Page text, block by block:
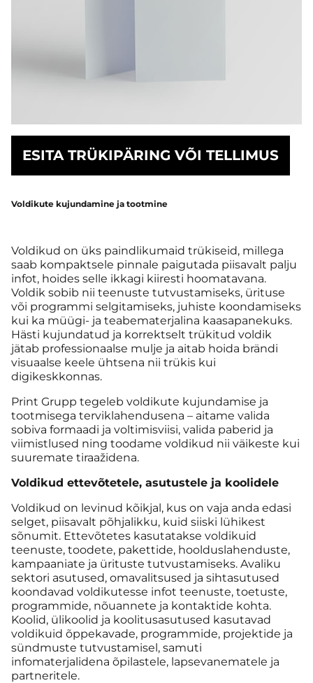
ESITA TRÜKIPÄRING VÕI TELLIMUS
Voldikute kujundamine ja tootmine
Voldikud on üks paindlikumaid trükiseid, millega
saab kompaktsele pinnale paigutada piisavalt palju
infot, hoides selle ikkagi kiiresti hoomatavana.
Voldik sobib nii teenuste tutvustamiseks, ürituse
või programmi selgitamiseks, juhiste koondamiseks
kui ka müügi- ja teabematerjalina kaasapanekuks.
Hästi kujundatud ja korrektselt trükitud voldik
jätab professionaalse mulje ja aitab hoida brändi
visuaalse keele ühtsena nii trükis kui
digikeskkonnas.
Print Grupp tegeleb voldikute kujundamise ja
tootmisega terviklahendusena – aitame valida
sobiva formaadi ja voltimisviisi, valida paberid ja
viimistlused ning toodame voldikud nii väikeste kui
suuremate tiraažidena.
Voldikud ettevõtetele, asutustele ja koolidele
Voldikud on levinud kõikjal, kus on vaja anda edasi
selget, piisavalt põhjalikku, kuid siiski lühikest
sõnumit. Ettevõtetes kasutatakse voldikuid
teenuste, toodete, pakettide, hoolduslahenduste,
kampaaniate ja ürituste tutvustamiseks. Avaliku
sektori asutused, omavalitsused ja sihtasutused
koondavad voldikutesse infot teenuste, toetuste,
programmide, nõuannete ja kontaktide kohta.
Koolid, ülikoolid ja koolitusasutused kasutavad
voldikuid õppekavade, programmide, projektide ja
sündmuste tutvustamisel, samuti
infomaterjalidena õpilastele, lapsevanematele ja
partneritele.